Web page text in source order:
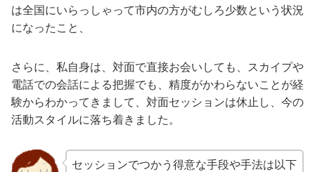
は全国にいらっしゃって市内の方がむしろ少数という状況
になったこと、
さらに、私自身は、対面で直接お会いしても、スカイプや
電話での会話による把握でも、精度がかわらないことが経
験からわかってきまして、対面セッションは休止し、今の
活動スタイルに落ち着きました。
セッションでつかう得意な手段や手法は以下